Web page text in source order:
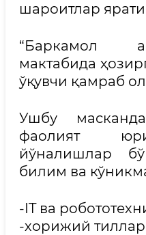
шароитлар
“Баркамол
мактабида
ўқувчи қамраб
Ушбу
фаолият
йўналишлар
билим ва
-IT ва
-хорижий